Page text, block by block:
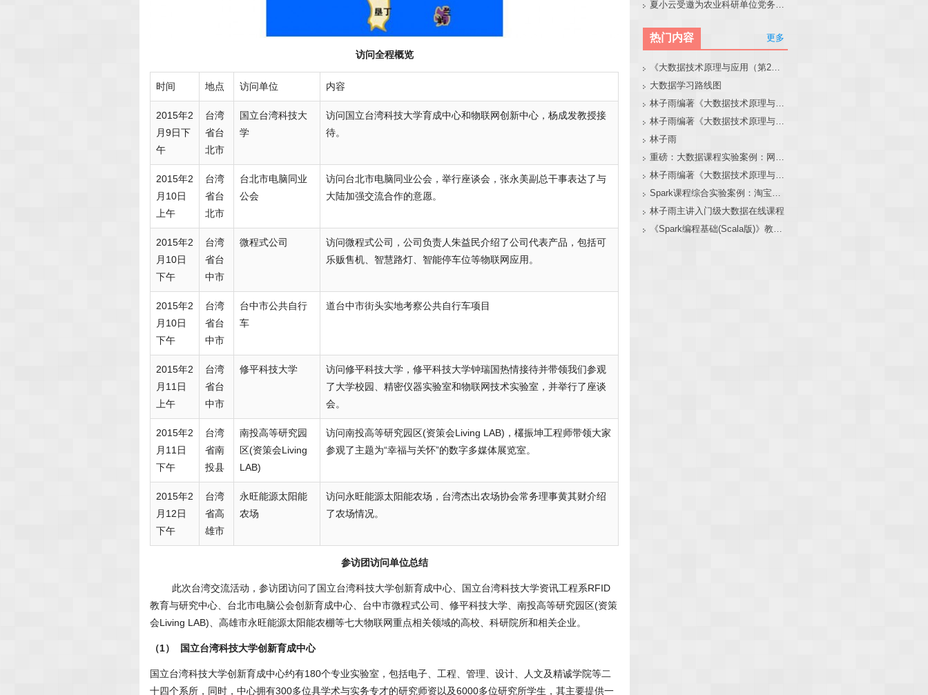
访问全程概览
时间 地点 访问单位 内容
2015年2
月9日下
午
台湾
省台
北市
国立台湾科技大
学
访问国立台湾科技大学育成中心和物联网创新中心，杨成发教授接
待。
2015年2
月10日
上午
台湾
省台
北市
台北市电脑同业
公会
访问台北市电脑同业公会，举行座谈会，张永美副总干事表达了与
大陆加强交流合作的意愿。
2015年2
月10日
下午
台湾
省台
中市
微程式公司
访问微程式公司，公司负责人朱益民介绍了公司代表产品，包括可
乐贩售机、智慧路灯、智能停车位等物联网应用。
2015年2
月10日
下午
台湾
省台
中市
台中市公共自行
车
道台中市街头实地考察公共自行车项目
2015年2
月11日
上午
台湾
省台
中市
修平科技大学
访问修平科技大学，修平科技大学钟瑞国热情接待并带领我们参观
了大学校园、精密仪器实验室和物联网技术实验室，并举行了座谈
会。
2015年2
月11日
下午
台湾
省南
投县
南投高等研究园
区(资策会Living
LAB)
访问南投高等研究园区(资策会Living LAB)，欉振坤工程师带领大家
参观了主题为“幸福与关怀”的数字多媒体展览室。
2015年2
月12日
下午
台湾
省高
雄市
永旺能源太阳能
农场
访问永旺能源太阳能农场，台湾杰出农场协会常务理事黄其财介绍
了农场情况。
参访团访问单位总结
此次台湾交流活动，参访团访问了国立台湾科技大学创新育成中心、国立台湾科技大学资讯工程系RFID
教育与研究中心、台北市电脑公会创新育成中心、台中市微程式公司、修平科技大学、南投高等研究园区(资策
会Living LAB)、高雄市永旺能源太阳能农棚等七大物联网重点相关领域的高校、科研院所和相关企业。
（1） 国立台湾科技大学创新育成中心
国立台湾科技大学创新育成中心约有180个专业实验室，包括电子、工程、管理、设计、人文及精诚学院等二
十四个系所，同时，中心拥有300多位具学术与实务专才的研究师资以及6000多位研究所学生，其主要提供一
热门内容 更多
《大数据技术原理与应用（第2版）》教材官网
大数据学习路线图
林子雨编著《大数据技术原理与应用（第3版）》教材官网
林子雨编著《大数据技术原理与应用》教材配套大数据软件安装和编程实践指南
林子雨
林子雨编著《大数据技术原理与应用（第3版）》教材配套大数据软件安装和编程实践指南
林子雨主讲入门级大数据在线课程
《Spark编程基础(Scala版)》教材官网